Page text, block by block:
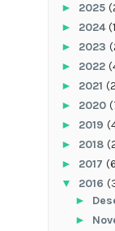
► 2025
► 2024
► 2023
► 2022
► 2021
► 2020
► 2019
► 2018
► 2017
▼ 2016
►
►